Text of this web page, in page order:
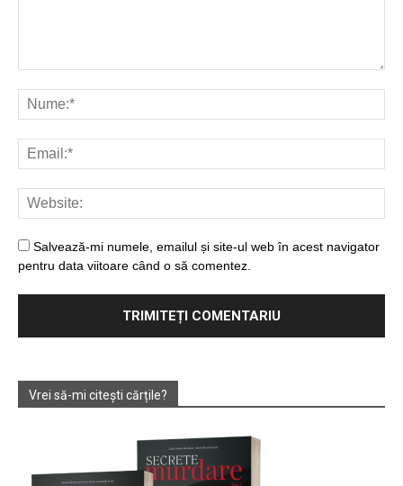
Salvează-mi numele, emailul și site-ul web în acest navigator
pentru data viitoare când o să comentez.
Vrei să-mi citești cărțile?